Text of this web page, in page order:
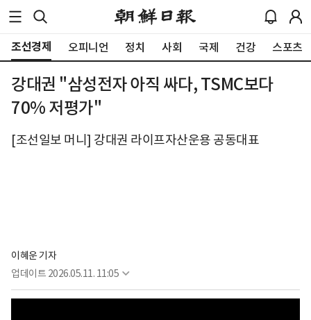
조선경제 오피니언 정치 사회 국제 건강 스포츠
강대권 "삼성전자 아직 싸다, TSMC보다
70% 저평가"
[조선일보 머니] 강대권 라이프자산운용 공동대표
이혜운 기자
업데이트 2026.05.11. 11:05